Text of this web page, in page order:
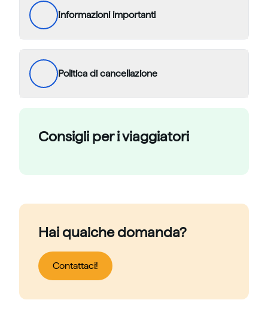
Informazioni importanti
Politica di cancellazione
Consigli per i viaggiatori
Hai qualche domanda?
Contattaci!